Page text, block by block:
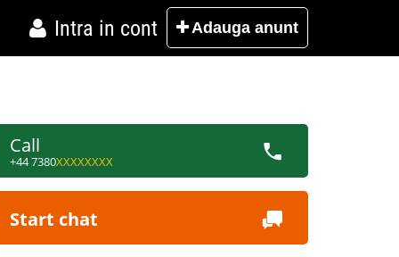
Intra in cont Adauga anunt
Call
+44 7380XXXXXXXX
Start chat